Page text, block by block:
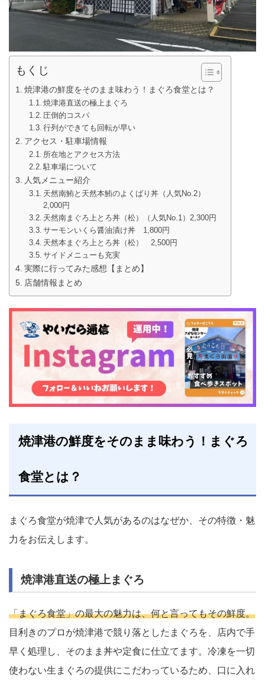
もくじ
焼津港の鮮度をそのまま味わう！まぐろ食堂とは？
焼津港直送の極上まぐろ
圧倒的コスパ
行列ができても回転が早い
アクセス・駐車場情報
所在地とアクセス方法
駐車場について
人気メニュー紹介
天然南鮪と天然本鮪のよくばり丼（人気No.2）
2,000円
天然南まぐろ上とろ丼（松）（人気No.1）2,300円
サーモンいくら醤油漬け丼 1,800円
天然本まぐろ上とろ丼（松） 2,500円
サイドメニューも充実
実際に行ってみた感想【まとめ】
店舗情報まとめ
焼津港の鮮度をそのまま味わう！まぐろ
食堂とは？
まぐろ食堂が焼津で人気があるのはなぜか、その特徴・魅
力をお伝えします。
焼津港直送の極上まぐろ
「まぐろ食堂」の最大の魅力は、何と言ってもその鮮度。
目利きのプロが焼津港で競り落としたまぐろを、店内で手
早く処理し、そのまま丼や定食に仕立てます。冷凍を一切
使わない生まぐろの提供にこだわっているため、口に入れ